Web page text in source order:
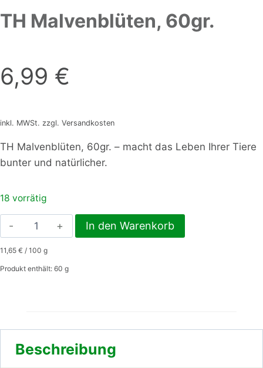
TH Malvenblüten, 60gr.
6,99 €
inkl. MWSt. zzgl. Versandkosten
TH Malvenblüten, 60gr. – macht das Leben Ihrer Tiere
bunter und natürlicher.
18 vorrätig
TH
Malvenblüten,
60gr.
Menge
In den Warenkorb
11,65 € / 100 g
Produkt enthält: 60 g
Beschreibung